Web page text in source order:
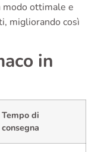
ottimale e
migliorando così
in
Tempo di
consegna